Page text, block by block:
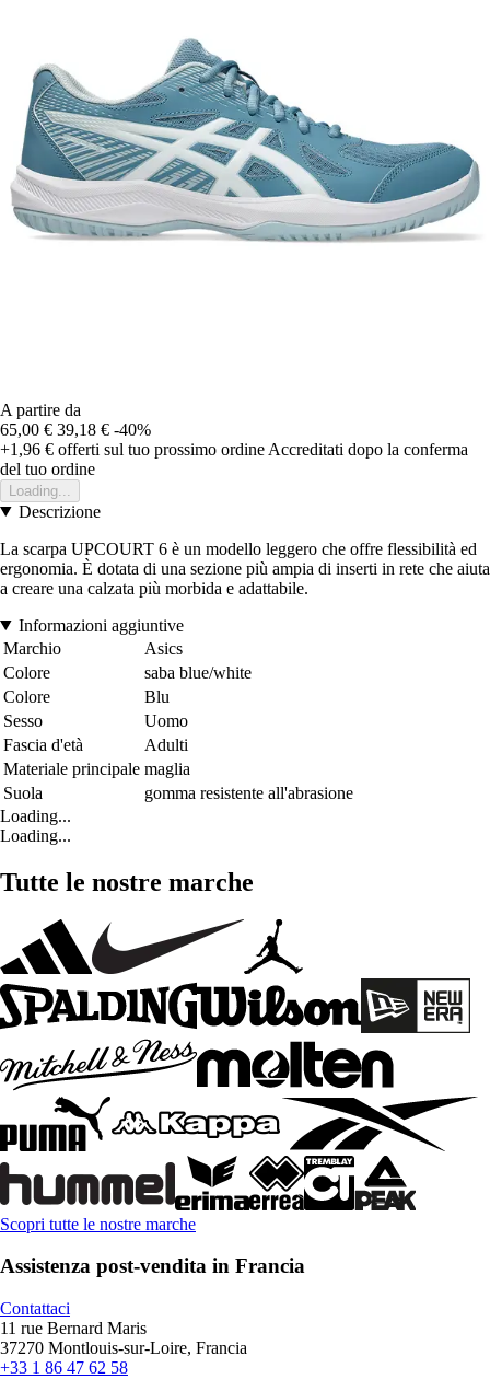
A partire da
65,00 € 39,18 € -40%
+1,96 € offerti sul tuo prossimo ordine Accreditati dopo la conferma
del tuo ordine
Loading...
Descrizione
La scarpa UPCOURT 6 è un modello leggero che offre flessibilità ed
ergonomia. È dotata di una sezione più ampia di inserti in rete che aiuta
a creare una calzata più morbida e adattabile.
Informazioni aggiuntive
Marchio
Asics
Colore
saba blue/white
Colore
Blu
Sesso
Uomo
Fascia d'età
Adulti
Materiale principale maglia
Suola
gomma resistente all'abrasione
Loading...
Loading...
Tutte le nostre marche
Scopri tutte le nostre marche
Assistenza post-vendita in Francia
Contattaci
11 rue Bernard Maris
37270 Montlouis-sur-Loire, Francia
+33 1 86 47 62 58